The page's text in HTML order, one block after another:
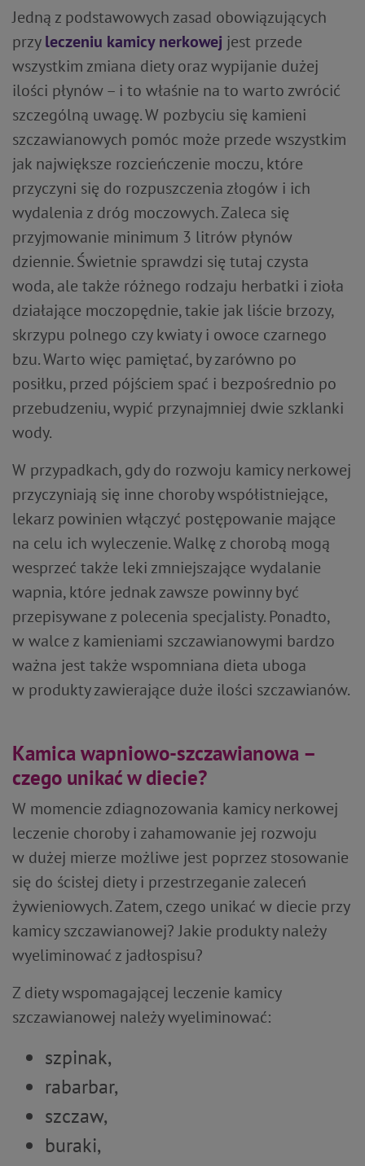
Jedną z podstawowych zasad obowiązujących
przy leczeniu kamicy nerkowej jest przede
wszystkim zmiana diety oraz wypijanie dużej
ilości płynów – i to właśnie na to warto zwrócić
szczególną uwagę. W pozbyciu się kamieni
szczawianowych pomóc może przede wszystkim
jak największe rozcieńczenie moczu, które
przyczyni się do rozpuszczenia złogów i ich
wydalenia z dróg moczowych. Zaleca się
przyjmowanie minimum 3 litrów płynów
dziennie. Świetnie sprawdzi się tutaj czysta
woda, ale także różnego rodzaju herbatki i zioła
działające moczopędnie, takie jak liście brzozy,
skrzypu polnego czy kwiaty i owoce czarnego
bzu. Warto więc pamiętać, by zarówno po
posiłku, przed pójściem spać i bezpośrednio po
przebudzeniu, wypić przynajmniej dwie szklanki
wody.
W przypadkach, gdy do rozwoju kamicy nerkowej
przyczyniają się inne choroby współistniejące,
lekarz powinien włączyć postępowanie mające
na celu ich wyleczenie. Walkę z chorobą mogą
wesprzeć także leki zmniejszające wydalanie
wapnia, które jednak zawsze powinny być
przepisywane z polecenia specjalisty. Ponadto,
w walce z kamieniami szczawianowymi bardzo
ważna jest także wspomniana dieta uboga
w produkty zawierające duże ilości szczawianów.
Kamica wapniowo-szczawianowa –
czego unikać w diecie?
W momencie zdiagnozowania kamicy nerkowej
leczenie choroby i zahamowanie jej rozwoju
w dużej mierze możliwe jest poprzez stosowanie
się do ścisłej diety i przestrzeganie zaleceń
żywieniowych. Zatem, czego unikać w diecie przy
kamicy szczawianowej? Jakie produkty należy
wyeliminować z jadłospisu?
Z diety wspomagającej leczenie kamicy
szczawianowej należy wyeliminować:
szpinak,
rabarbar,
szczaw,
buraki,